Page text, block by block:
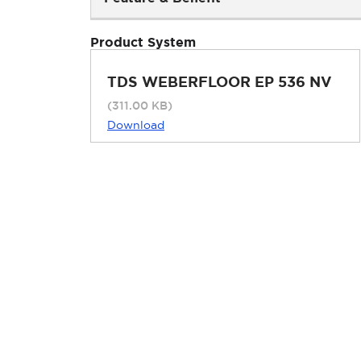
Product System
TDS WEBERFLOOR EP 536 NV
(311.00 KB)
Download